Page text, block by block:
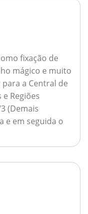
fixação de
mágico e muito
para a Central de
Regiões
(Demais
e em seguida o